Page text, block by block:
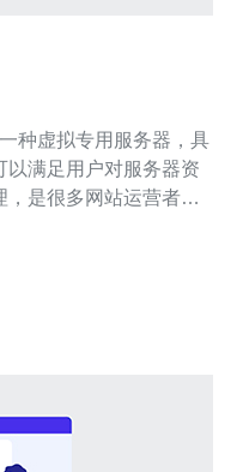
以满足用户对服务器资
是很多网站运营者的
稳定性：由于独立资